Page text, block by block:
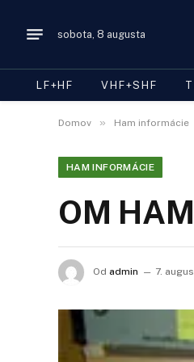
sobota, 8 augusta
LF+HF VHF+SHF
Domov » Ham informácie
HAM INFORMÁCIE
OM
Od admin 7.